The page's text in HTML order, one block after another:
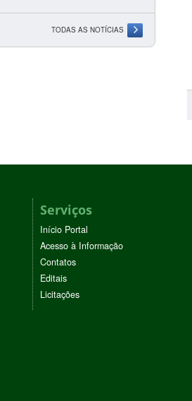
TODAS AS NOTÍCIAS
Serviços
Início Portal
Acesso à Informação
Contatos
Editais
Licitações